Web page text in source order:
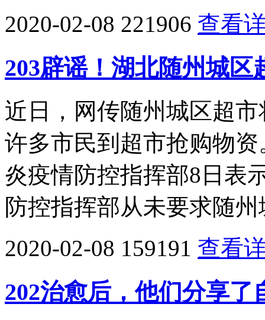
2020-02-08 221906 查看
203辟谣！湖北随州城
近日，网传随州城区超
许多市民到超市抢购物
炎疫情防控指挥部8日表
防控指挥部从未要求随
2020-02-08 159191 查看
202治愈后，他们分享了